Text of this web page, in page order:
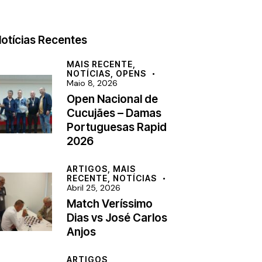
Recentes
MAIS RECENTE,
NOTÍCIAS, OPENS
Maio 8, 2026
Open Nacional de
Cucujães – Damas
Portuguesas Rapid
2026
ARTIGOS, MAIS
RECENTE, NOTÍCIAS
Abril 25, 2026
Match Veríssimo
Dias vs José Carlos
Anjos
ARTIGOS,